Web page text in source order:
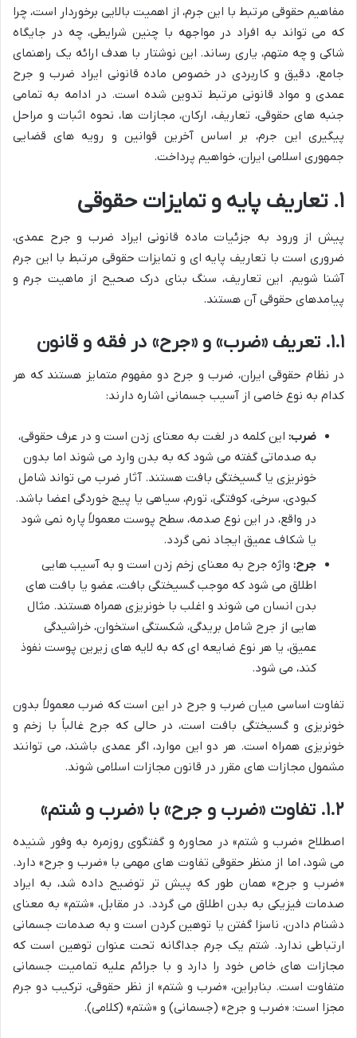
مفاهیم حقوقی مرتبط با این جرم، از اهمیت بالایی برخوردار است، چرا
که می تواند به افراد در مواجهه با چنین شرایطی، چه در جایگاه
شاکی و چه متهم، یاری رساند. این نوشتار با هدف ارائه یک راهنمای
جامع، دقیق و کاربردی در خصوص ماده قانونی ایراد ضرب و جرح
عمدی و مواد قانونی مرتبط تدوین شده است. در ادامه به تمامی
جنبه های حقوقی، تعاریف، ارکان، مجازات ها، نحوه اثبات و مراحل
پیگیری این جرم، بر اساس آخرین قوانین و رویه های قضایی
جمهوری اسلامی ایران، خواهیم پرداخت.
۱. تعاریف پایه و تمایزات حقوقی
پیش از ورود به جزئیات ماده قانونی ایراد ضرب و جرح عمدی،
ضروری است با تعاریف پایه ای و تمایزات حقوقی مرتبط با این جرم
آشنا شویم. این تعاریف، سنگ بنای درک صحیح از ماهیت جرم و
پیامدهای حقوقی آن هستند.
۱.۱. تعریف «ضرب» و «جرح» در فقه و قانون
در نظام حقوقی ایران، ضرب و جرح دو مفهوم متمایز هستند که هر
کدام به نوع خاصی از آسیب جسمانی اشاره دارند:
ضرب: این کلمه در لغت به معنای زدن است و در عرف حقوقی،
به صدماتی گفته می شود که به بدن وارد می شوند اما بدون
خونریزی یا گسیختگی بافت هستند. آثار ضرب می تواند شامل
کبودی، سرخی، کوفتگی، تورم، سیاهی یا پیچ خوردگی اعضا باشد.
در واقع، در این نوع صدمه، سطح پوست معمولاً پاره نمی شود
یا شکاف عمیق ایجاد نمی گردد.
جرح: واژه جرح به معنای زخم زدن است و به آسیب هایی
اطلاق می شود که موجب گسیختگی بافت، عضو یا بافت های
بدن انسان می شوند و اغلب با خونریزی همراه هستند. مثال
هایی از جرح شامل بریدگی، شکستگی استخوان، خراشیدگی
عمیق، یا هر نوع ضایعه ای که به لایه های زیرین پوست نفوذ
کند، می شود.
تفاوت اساسی میان ضرب و جرح در این است که ضرب معمولاً بدون
خونریزی و گسیختگی بافت است، در حالی که جرح غالباً با زخم و
خونریزی همراه است. هر دو این موارد، اگر عمدی باشند، می توانند
مشمول مجازات های مقرر در قانون مجازات اسلامی شوند.
۱.۲. تفاوت «ضرب و جرح» با «ضرب و شتم»
اصطلاح «ضرب و شتم» در محاوره و گفتگوی روزمره به وفور شنیده
می شود، اما از منظر حقوقی تفاوت های مهمی با «ضرب و جرح» دارد.
«ضرب و جرح» همان طور که پیش تر توضیح داده شد، به ایراد
صدمات فیزیکی به بدن اطلاق می گردد. در مقابل، «شتم» به معنای
دشنام دادن، ناسزا گفتن یا توهین کردن است و به صدمات جسمانی
ارتباطی ندارد. شتم یک جرم جداگانه تحت عنوان توهین است که
مجازات های خاص خود را دارد و با جرائم علیه تمامیت جسمانی
متفاوت است. بنابراین، «ضرب و شتم» از نظر حقوقی، ترکیب دو جرم
مجزا است: «ضرب و جرح» (جسمانی) و «شتم» (کلامی).